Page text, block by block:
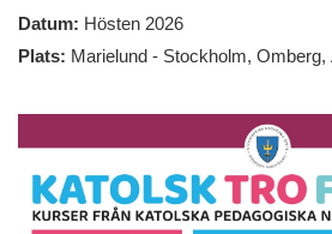
Datum: Hösten 2026
Plats: Marielund - Stockholm, Omberg,